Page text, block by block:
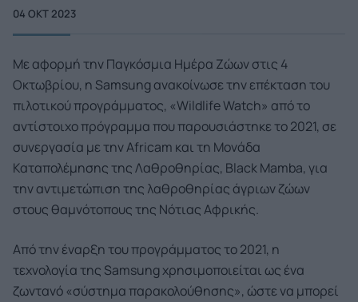
04 ΟΚΤ 2023
Με αφορμή την Παγκόσμια Ημέρα Ζώων στις 4
Οκτωβρίου, η Samsung ανακοίνωσε την επέκταση του
πιλοτικού προγράμματος, «Wildlife Watch» από το
αντίστοιχο πρόγραμμα που παρουσιάστηκε το 2021, σε
συνεργασία με την Africam και τη Μονάδα
Καταπολέμησης της Λαθροθηρίας, Black Mamba, για
την αντιμετώπιση της λαθροθηρίας άγριων ζώων
στους θαμνότοπους της Νότιας Αφρικής.
Από την έναρξη του προγράμματος το 2021, η
τεχνολογία της Samsung χρησιμοποιείται ως ένα
ζωντανό «σύστημα παρακολούθησης», ώστε να μπορεί